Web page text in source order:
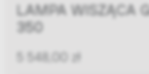
LAMPA WISZĄCA
350
5 548,00 zł